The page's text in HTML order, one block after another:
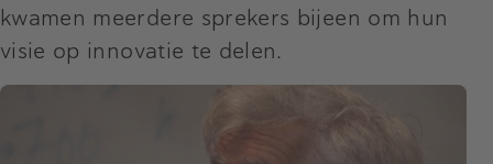
kwamen meerdere sprekers bijeen om hun
visie op innovatie te delen.